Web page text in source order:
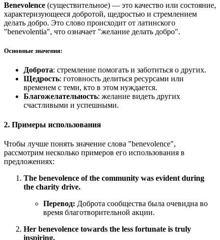
Benevolence (существительное) — это качество или состояние,
характеризующееся добротой, щедростью и стремлением
делать добро. Это слово происходит от латинского
"benevolentia", что означает "желание делать добро".
Основные значения:
Доброта: стремление помогать и заботиться о других.
Щедрость: готовность делиться ресурсами или
временем с теми, кто в этом нуждается.
Благожелательность: желание видеть других
счастливыми и успешными.
2. Примеры использования
Чтобы лучше понять значение слова "benevolence",
рассмотрим несколько примеров его использования в
предложениях:
The benevolence of the community was evident during
the charity drive.
Перевод: Доброта сообщества была очевидна во
время благотворительной акции.
Her benevolence towards the less fortunate is truly
inspiring.